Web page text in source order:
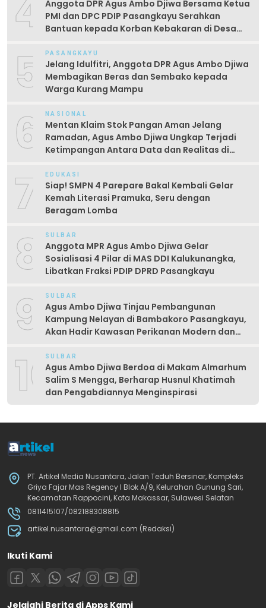
4
Anggota DPR Agus Ambo Djiwa Bersama Ketua
PMI dan DPC PDIP Pasangkayu Serahkan
Bantuan kepada Korban Kebakaran di Desa
5 PASANGKAYU
Jelang Idulfitri, Anggota DPR Agus Ambo Djiwa
Membagikan Beras dan Sembako kepada
Warga Kurang Mampu
6 NASIONAL
Mentan Klaim Stok Pangan Aman Jelang
Ramadan, Agus Ambo Djiwa Ungkap Terjadi
Ketimpangan Antara Data dan Realitas di
7 EDUKASI
Siap! SMPN 4 Parepare Bakal Kembali Gelar
Kemah Literasi Pramuka, Seru dengan
Beragam Lomba
8 SULBAR
Anggota MPR Agus Ambo Djiwa Gelar
Sosialisasi 4 Pilar di MAS DDI Kalukunangka,
Libatkan Fraksi PDIP DPRD Pasangkayu
9 SULBAR
Agus Ambo Djiwa Tinjau Pembangunan
Kampung Nelayan di Bambakoro Pasangkayu,
Akan Hadir Kawasan Perikanan Modern dan
10SULBAR
Agus Ambo Djiwa Berdoa di Makam Almarhum
Salim S Mengga, Berharap Husnul Khatimah
dan Pengabdiannya Menginspirasi
PT. Artikel Media Nusantara, Jalan Teduh Bersinar, Kompleks
Griya Fajar Mas Regency I Blok A/9, Kelurahan Gunung Sari,
Kecamatan Rappocini, Kota Makassar, Sulawesi Selatan
0811415107/082188308815
artikel.nusantara@gmail.com (Redaksi)
Ikuti Kami
Jelajahi Berita di Apps Kami